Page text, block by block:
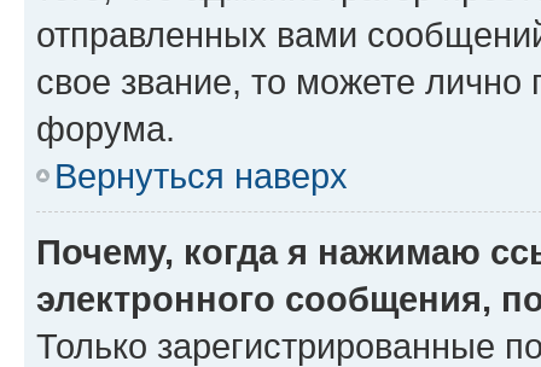
отправленных вами
свое звание, то можете лично
форума.
Вернуться наверх
Почему, когда я нажимаю
электронного сообщения,
Только зарегистрированные